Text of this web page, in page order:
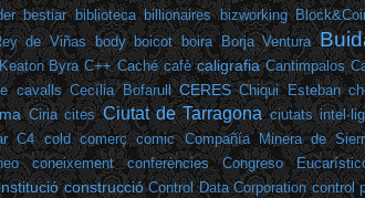
bestiar biblioteca billionaires bizworking
de Viñas body boicot boira Borja Ventura
Byra C++ Caché cafè caligrafia Cantimpalos
cavalls Cecília Bofarull CERES Chiqui Esteban
Ciria cites Ciutat de Tarragona ciutats
C4 cold comerç comic Compañía Minera de
coneixement conferències Congreso
construcció Control Data Corporation control